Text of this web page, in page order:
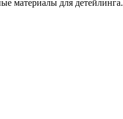
материалы для детейлинга.